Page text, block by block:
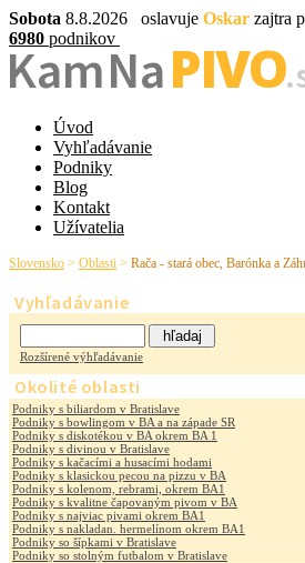
Sobota 8.8.2026 oslavuje Oskar zajtra
6980 podnikov
Kam NaPIVO
Úvod
Vyhľadávanie
Podniky
Blog
Kontakt
Užívatelia
Slovensko > Oblasti > Rača - stará obec, Barónka a
Vyhľadávanie
Rozšírené výhľadávanie
Okolité oblasti
Podniky s biliardom v Bratislave
Podniky s bowlingom v BA a na západe SR
Podniky s diskotékou v BA okrem BA 1
Podniky s divinou v Bratislave
Podniky s kačacími a husacími hodami
Podniky s klasickou pecou na pizzu v BA
Podniky s kolenom, rebrami, okrem BA1
Podniky s kvalitne čapovaným pivom v BA
Podniky s najviac pivami okrem BA1
Podniky s nakladan. hermelínom okrem BA1
Podniky so šípkami v Bratislave
Podniky so stolným futbalom v Bratislave